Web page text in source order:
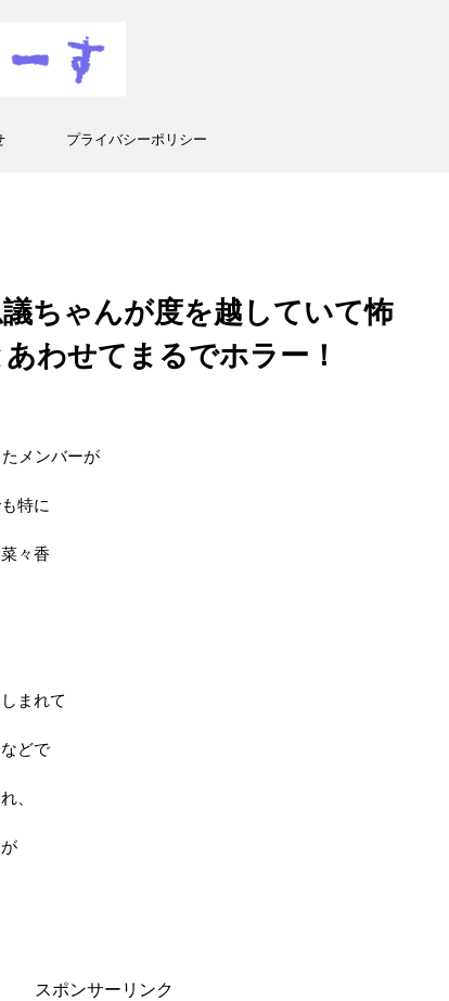
プライバシーポリシー
ちゃんが度を越していて怖
わせてまるでホラー！
メンバーが
特に
々香
まれて
どで
、
スポンサーリンク